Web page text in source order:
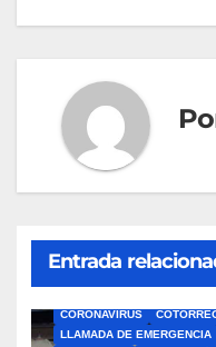
entradas
Entrada
CORONAVIRUS
LLAMADA DE EMERGENCIA